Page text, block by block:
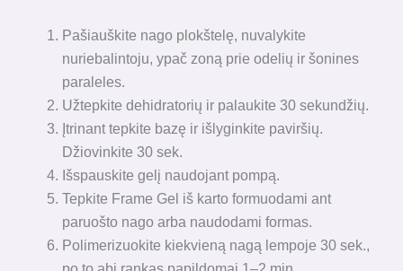
Pašiauškite nago plokštelę, nuvalykite
nuriebalintoju, ypač zoną prie odelių ir šonines
paraleles.
Užtepkite dehidratorių ir palaukite 30 sekundžių.
Įtrinant tepkite bazę ir išlyginkite paviršių.
Džiovinkite 30 sek.
Išspauskite gelį naudojant pompą.
Tepkite Frame Gel iš karto formuodami ant
paruošto nago arba naudodami formas.
Polimerizuokite kiekvieną nagą lempoje 30 sek.,